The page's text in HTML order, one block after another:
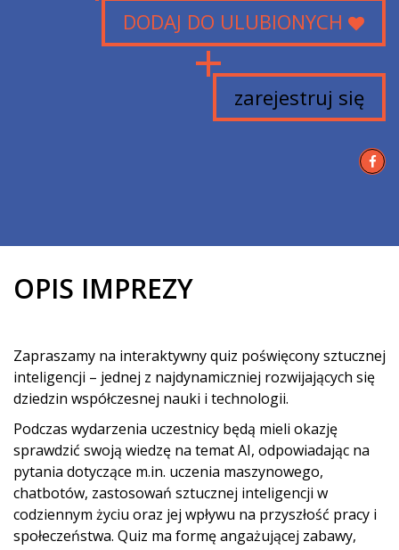
DODAJ DO ULUBIONYCH
zarejestruj się
OPIS IMPREZY
Zapraszamy na interaktywny quiz poświęcony sztucznej
inteligencji – jednej z najdynamiczniej rozwijających się
dziedzin współczesnej nauki i technologii.
Podczas wydarzenia uczestnicy będą mieli okazję
sprawdzić swoją wiedzę na temat AI, odpowiadając na
pytania dotyczące m.in. uczenia maszynowego,
chatbotów, zastosowań sztucznej inteligencji w
codziennym życiu oraz jej wpływu na przyszłość pracy i
społeczeństwa. Quiz ma formę angażującej zabawy,